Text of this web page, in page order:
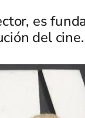
es
del cine.